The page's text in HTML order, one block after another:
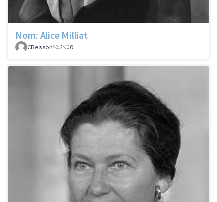
Nom: Alice Milliat
CBesson 2 0